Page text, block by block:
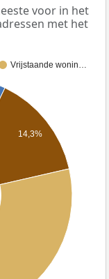
voor in het
met het
Vrijstaande wonin…
14,3%